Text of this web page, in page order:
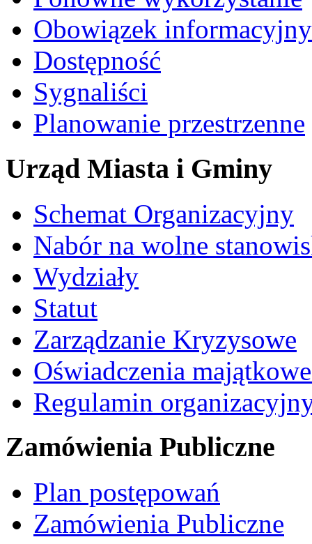
Obowiązek informacyjny
Dostępność
Sygnaliści
Planowanie przestrzenne
Urząd Miasta i Gminy
Schemat Organizacyjny
Nabór na wolne
Wydziały
Statut
Zarządzanie Kryzysowe
Oświadczenia
Regulamin
Zamówienia Publiczne
Plan postępowań
Zamówienia Publiczne